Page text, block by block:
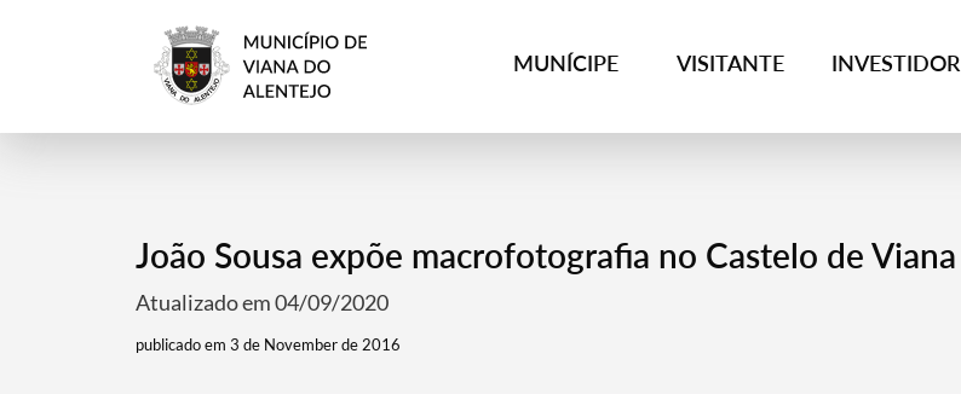
MUNÍCIPE VISITANTE INVESTIDOR
João Sousa expõe macrofotografia no Castelo de Viana
Atualizado em 04/09/2020
publicado em 3 de November de 2016